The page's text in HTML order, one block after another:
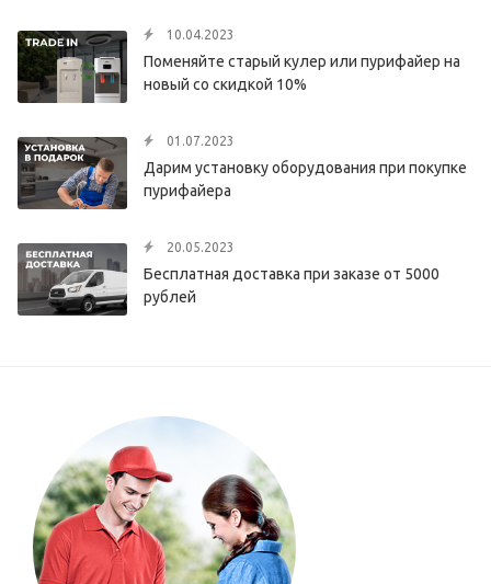
10.04.2023
Поменяйте старый кулер или пурифайер на
новый со скидкой 10%
01.07.2023
Дарим установку оборудования при покупке
пурифайера
20.05.2023
Бесплатная доставка при заказе от 5000
рублей